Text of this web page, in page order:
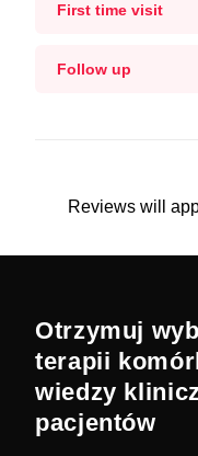
First time visit
Follow up
Reviews will
Otrzymuj
terapii
wiedzy
pacjentów